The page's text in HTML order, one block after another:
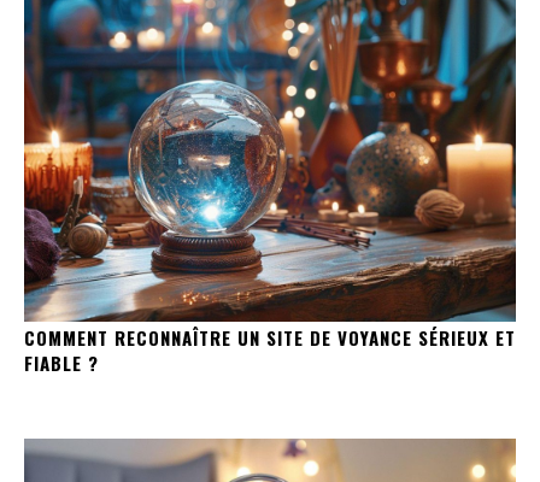
COMMENT RECONNAÎTRE UN SITE DE VOYANCE SÉRIEUX ET
FIABLE ?